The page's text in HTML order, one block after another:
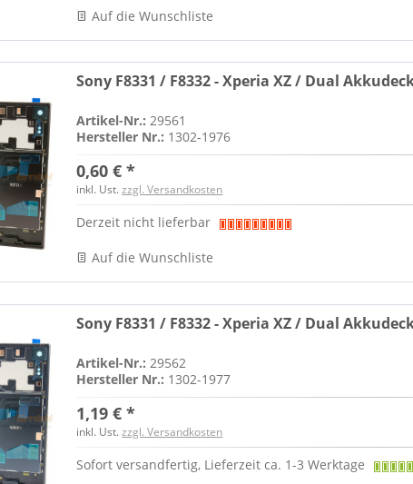
Auf die Wunschliste
Sony F8331 / F8332 - Xperia XZ / Dual
Artikel-Nr.:29561
Hersteller Nr.: 1302-1976
0,60 € *
inkl. Ust.zzgl. Versandkosten
Derzeit nicht lieferbar
Auf die Wunschliste
Sony F8331 / F8332 - Xperia XZ / Dual
Artikel-Nr.: 29562
Hersteller Nr.: 1302-1977
1,19 € *
inkl. Ust.zzgl. Versandkosten
Sofort versandfertig, Lieferzeit ca. 1-3 Werktage